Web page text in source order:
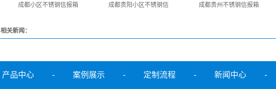
成都小区不锈钢信报箱 成都贵阳小区不锈钢信 成都贵州不锈钢信报箱
相关新闻：
产品中心 - 案例展示 - 定制流程 - 新闻中心